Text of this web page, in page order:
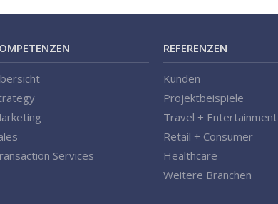
Services
REFERENZEN
Kunden
Projektbeispiele
Travel + Entertainment
Retail + Consumer
Healthcare
Weitere Branchen